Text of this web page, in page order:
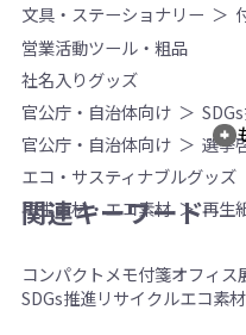
文具・ステーショナリー
営業活動ツール・粗品
社名入りグッズ
官公庁・自治体向け
官公庁・自治体向け
選挙
エコ・サスティナブルグッズ
再生素材・エコ素材
再生
関連キーワード
コンパクト メモ付箋オフィス
SDGs推進リサイクルエコ素材